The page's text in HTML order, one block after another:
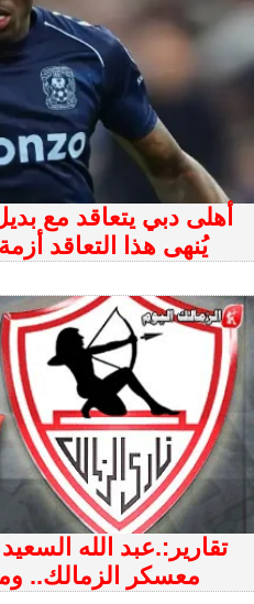
أهلى دبي يتعاقد مع
يُنهى هذا التعاقد
تقارير:.عبد الله
معسكر الزمالك..